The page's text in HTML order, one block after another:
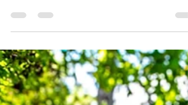
äußeren Umständen beeinflußt werden....